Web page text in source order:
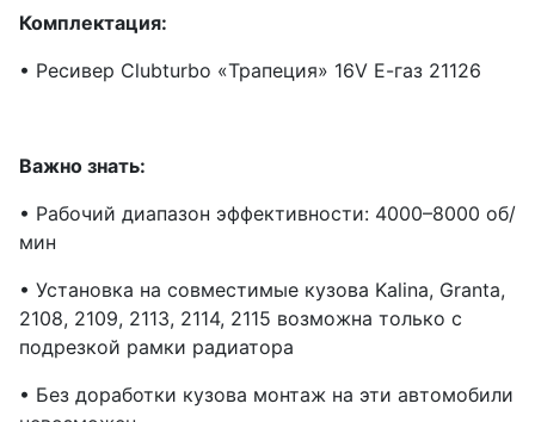
Комплектация:
• Ресивер Clubturbo «Трапеция» 16V Е-газ 21126
Важно знать:
• Рабочий диапазон эффективности: 4000–8000 об/
мин
• Установка на совместимые кузова Kalina, Granta,
2108, 2109, 2113, 2114, 2115 возможна только с
подрезкой рамки радиатора
• Без доработки кузова монтаж на эти автомобили